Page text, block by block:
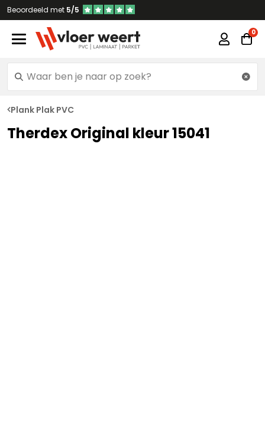
Beoordeeld met 5/5
Plank Plak PVC
Therdex Original kleur 15041